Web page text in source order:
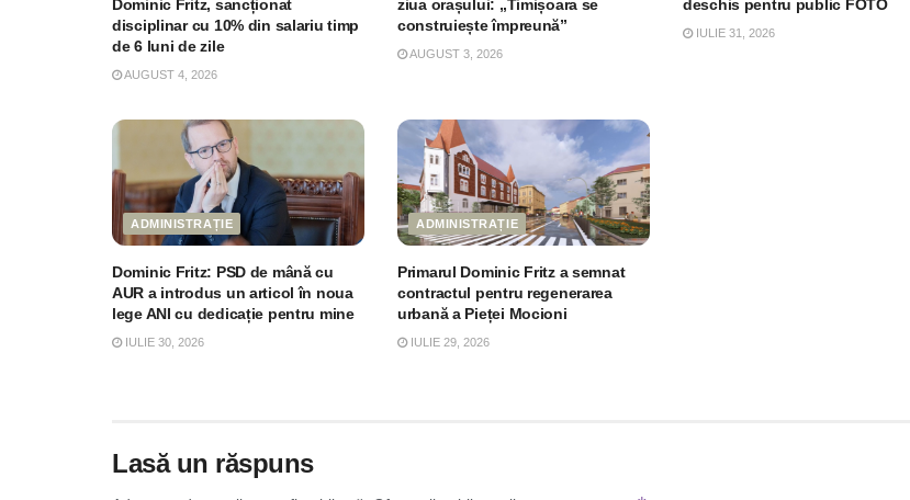
Dominic Fritz, sancționat
disciplinar cu 10% din salariu timp
de 6 luni de zile
AUGUST 4, 2026
ziua orașului: „Timișoara se
construiește împreună”
AUGUST 3, 2026
deschis pentru public FOTO
IULIE 31, 2026
ADMINISTRAȚIE
Dominic Fritz: PSD de mână cu
AUR a introdus un articol în noua
lege ANI cu dedicație pentru mine
IULIE 30, 2026
ADMINISTRAȚIE
Primarul Dominic Fritz a semnat
contractul pentru regenerarea
urbană a Pieței Mocioni
IULIE 29, 2026
Lasă un răspuns